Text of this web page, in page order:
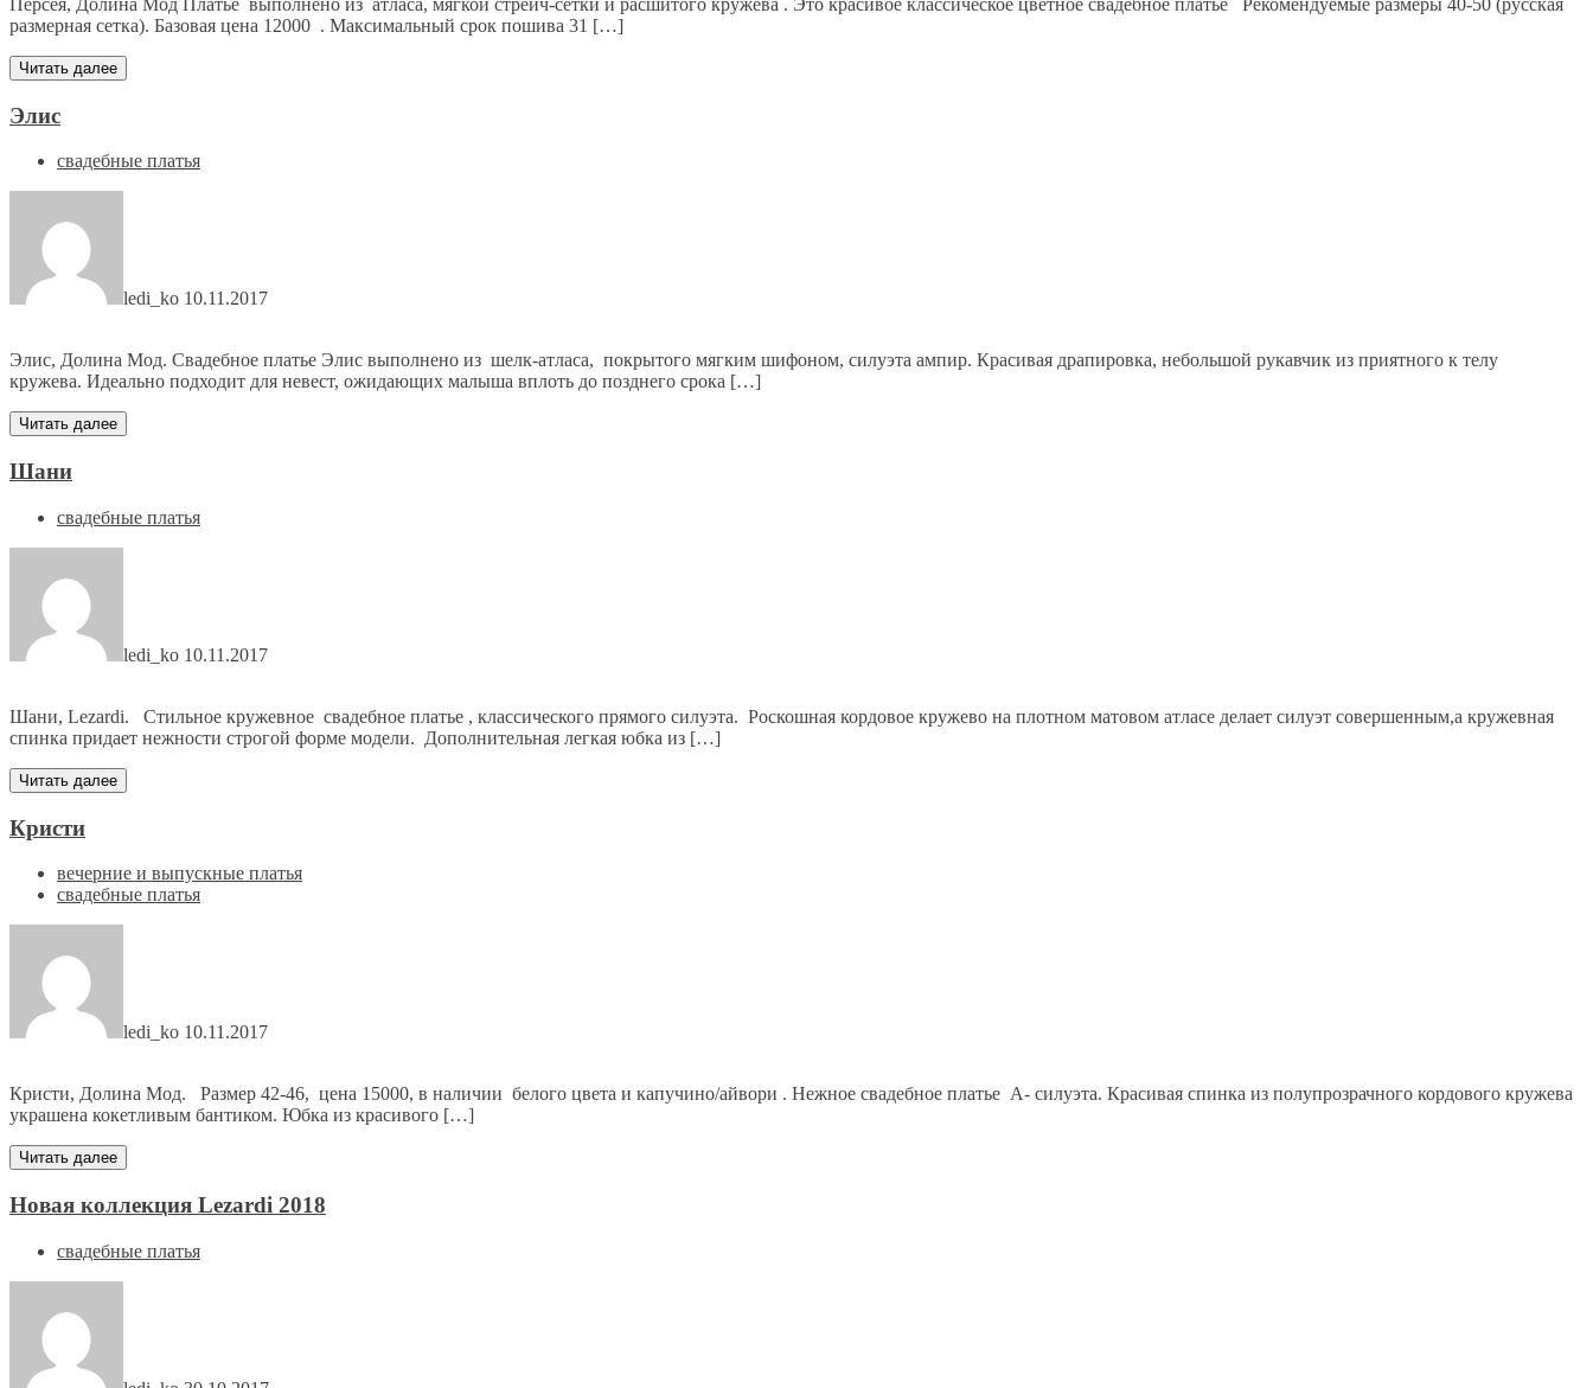
Персея, Долина Мод Платье выполнено из атласа, мягкой стрейч-сетки и расшитого кружева . Это красивое классическое цветное свадебное платье Рекомендуемые размеры 40-50 (русская
размерная сетка). Базовая цена 12000 . Максимальный срок пошива 31 […]
Читать далее
Элис
свадебные платья
ledi_ko 10.11.2017
Элис, Долина Мод. Свадебное платье Элис выполнено из шелк-атласа, покрытого мягким шифоном, силуэта ампир. Красивая драпировка, небольшой рукавчик из приятного к телу
кружева. Идеально подходит для невест, ожидающих малыша вплоть до позднего срока […]
Читать далее
Шани
свадебные платья
ledi_ko 10.11.2017
Шани, Lezardi. Стильное кружевное свадебное платье , классического прямого силуэта. Роскошная кордовое кружево на плотном матовом атласе делает силуэт совершенным,а кружевная
спинка придает нежности строгой форме модели. Дополнительная легкая юбка из […]
Читать далее
Кристи
вечерние и выпускные платья
свадебные платья
ledi_ko 10.11.2017
Кристи, Долина Мод. Размер 42-46, цена 15000, в наличии белого цвета и капучино/айвори . Нежное свадебное платье А- силуэта. Красивая спинка из полупрозрачного кордового кружева
украшена кокетливым бантиком. Юбка из красивого […]
Читать далее
Новая коллекция Lezardi 2018
свадебные платья